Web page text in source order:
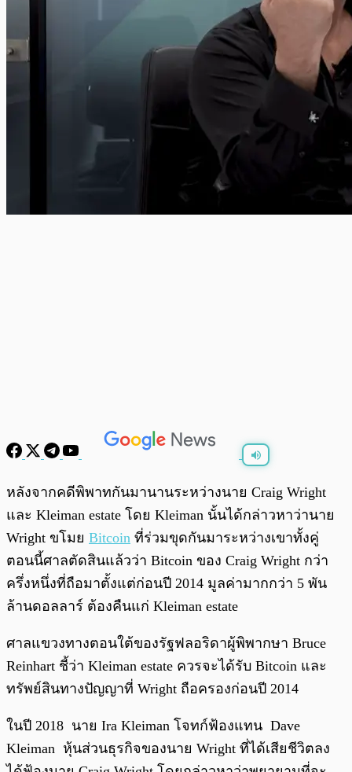
พร้อมเล่น
หลังจากคดีพิพาทกันมานานระหว่างนาย Craig Wright
และ Kleiman estate โดย Kleiman นั้นได้กล่าวหาว่านาย
Wright ขโมย Bitcoin ที่ร่วมขุดกันมาระหว่างเขาทั้งคู่
ตอนนี้ศาลตัดสินแล้วว่า Bitcoin ของ Craig Wright กว่า
ครึ่งหนึ่งที่ถือมาตั้งแต่ก่อนปี 2014 มูลค่ามากกว่า 5 พัน
ล้านดอลลาร์ ต้องคืนแก่ Kleiman estate
ศาลแขวงทางตอนใต้ของรัฐฟลอริดาผู้พิพากษา Bruce
Reinhart ชี้ว่า Kleiman estate ควรจะได้รับ Bitcoin และ
ทรัพย์สินทางปัญญาที่ Wright ถือครองก่อนปี 2014
ในปี 2018 นาย Ira Kleiman โจทก์ฟ้องแทน Dave
Kleiman หุ้นส่วนธุรกิจของนาย Wright ที่ได้เสียชีวิตลง